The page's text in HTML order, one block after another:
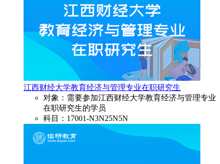
江西财经大学教育经济与管理专业在职研究生
对象：需要参加江西财经大学教育经济与管理专业
在职研究生的学员
科目：17001-N3N25N5N